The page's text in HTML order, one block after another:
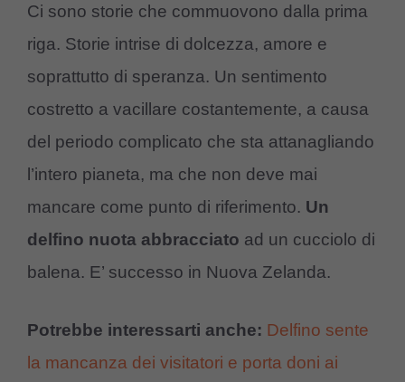
Ci sono storie che commuovono dalla prima
riga. Storie intrise di dolcezza, amore e
soprattutto di speranza. Un sentimento
costretto a vacillare costantemente, a causa
del periodo complicato che sta attanagliando
l’intero pianeta, ma che non deve mai
mancare come punto di riferimento. Un
delfino nuota abbracciato ad un cucciolo di
balena. E’ successo in Nuova Zelanda.
Potrebbe interessarti anche: Delfino sente
la mancanza dei visitatori e porta doni ai